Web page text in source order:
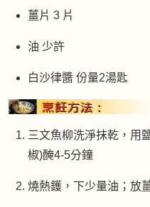
薑片 3 片
油 少許
白沙律醬 份量2湯匙
三文魚柳洗淨抹乾，用
椒)醃4-5分鐘
燒熱鑊，下少量油；放